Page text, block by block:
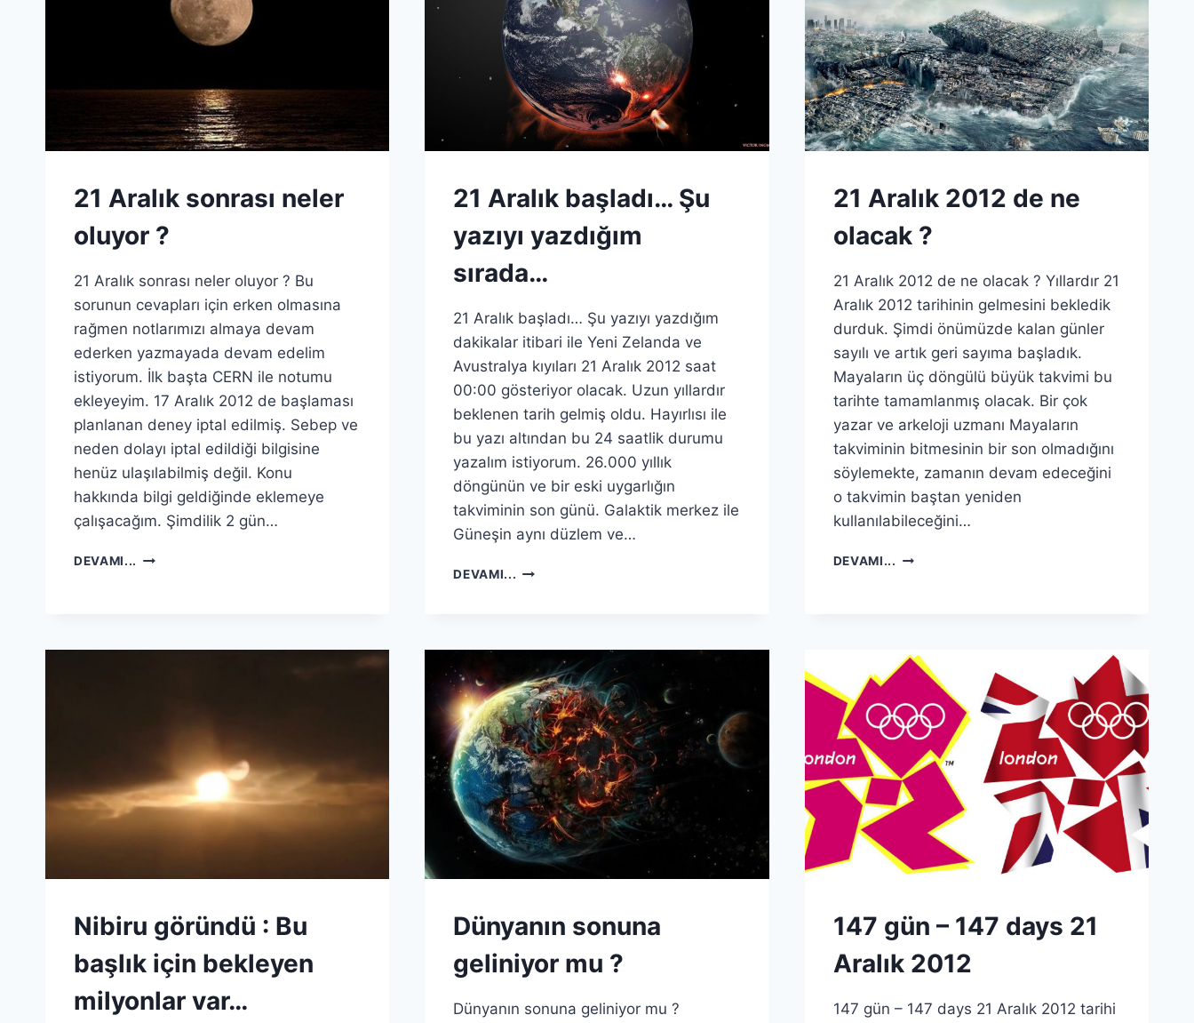
21 Aralık sonrası neler
oluyor ?
21 Aralık sonrası neler oluyor ? Bu
sorunun cevapları için erken olmasına
rağmen notlarımızı almaya devam
ederken yazmayada devam edelim
istiyorum. İlk başta CERN ile notumu
ekleyeyim. 17 Aralık 2012 de başlaması
planlanan deney iptal edilmiş. Sebep ve
neden dolayı iptal edildiği bilgisine
henüz ulaşılabilmiş değil. Konu
hakkında bilgi geldiğinde eklemeye
çalışacağım. Şimdilik 2 gün…
DEVAMI... 21
?
21 Aralık başladı… Şu
yazıyı yazdığım
sırada…
21 Aralık başladı… Şu yazıyı yazdığım
dakikalar itibari ile Yeni Zelanda ve
Avustralya kıyıları 21 Aralık 2012 saat
00:00 gösteriyor olacak. Uzun yıllardır
beklenen tarih gelmiş oldu. Hayırlısı ile
bu yazı altından bu 24 saatlik durumu
yazalım istiyorum. 26.000 yıllık
döngünün ve bir eski uygarlığın
takviminin son günü. Galaktik merkez ile
Güneşin aynı düzlem ve…
DEVAMI... 21
YAZDIĞIM
SIRADA…
21 Aralık 2012 de ne
olacak ?
21 Aralık 2012 de ne olacak ? Yıllardır 21
Aralık 2012 tarihinin gelmesini bekledik
durduk. Şimdi önümüzde kalan günler
sayılı ve artık geri sayıma başladık.
Mayaların üç döngülü büyük takvimi bu
tarihte tamamlanmış olacak. Bir çok
yazar ve arkeloji uzmanı Mayaların
takviminin bitmesinin bir son olmadığını
söylemekte, zamanın devam edeceğini
o takvimin baştan yeniden
kullanılabileceğini…
DEVAMI... 21
?
Nibiru göründü : Bu
başlık için bekleyen
milyonlar var…
Dünyanın sonuna
geliniyor mu ?
Dünyanın sonuna geliniyor mu ?
147 gün – 147 days 21
Aralık 2012
147 gün – 147 days 21 Aralık 2012 tarihi